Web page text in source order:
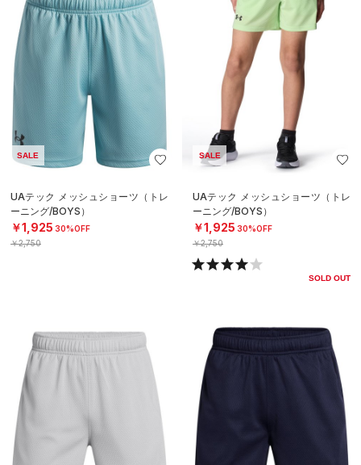
SALE
UAテック メッシュショーツ（トレ
ーニング/BOYS）
￥1,925 30%OFF
￥2,750
SALE
UAテック メッシュショーツ（トレ
ーニング/BOYS）
￥1,925 30%OFF
￥2,750
SOLD OUT